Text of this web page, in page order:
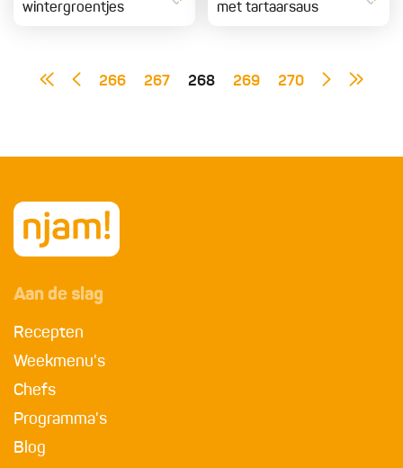
wintergroentjes
met tartaarsaus
266 267 268 269 270
Aan de slag
Recepten
Weekmenu's
Chefs
Programma's
Blog